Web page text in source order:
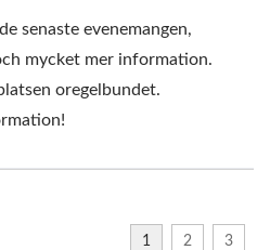
senaste evenemangen,
mycket mer information.
oregelbundet.
1 2 3